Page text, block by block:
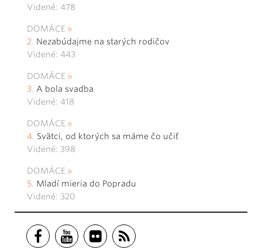
Videné: 478
DOMÁCE
Nezabúdajme na starých rodičov
Videné: 443
DOMÁCE
A bola svadba
Videné: 418
DOMÁCE
Svätci, od ktorých sa máme čo učiť
Videné: 398
DOMÁCE
Mladí mieria do Popradu
Videné: 320